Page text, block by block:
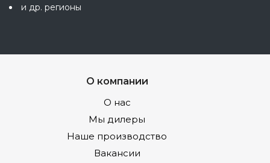
и др. регионы
О компании
О нас
Мы дилеры
Наше производство
Вакансии